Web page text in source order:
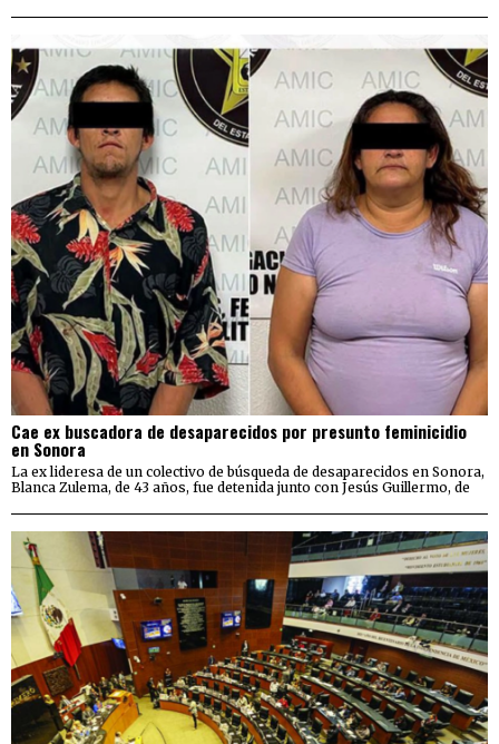
Cae ex buscadora de desaparecidos por presunto feminicidio
en Sonora
La ex lideresa de un colectivo de búsqueda de desaparecidos en Sonora,
Blanca Zulema, de 43 años, fue detenida junto con Jesús Guillermo, de